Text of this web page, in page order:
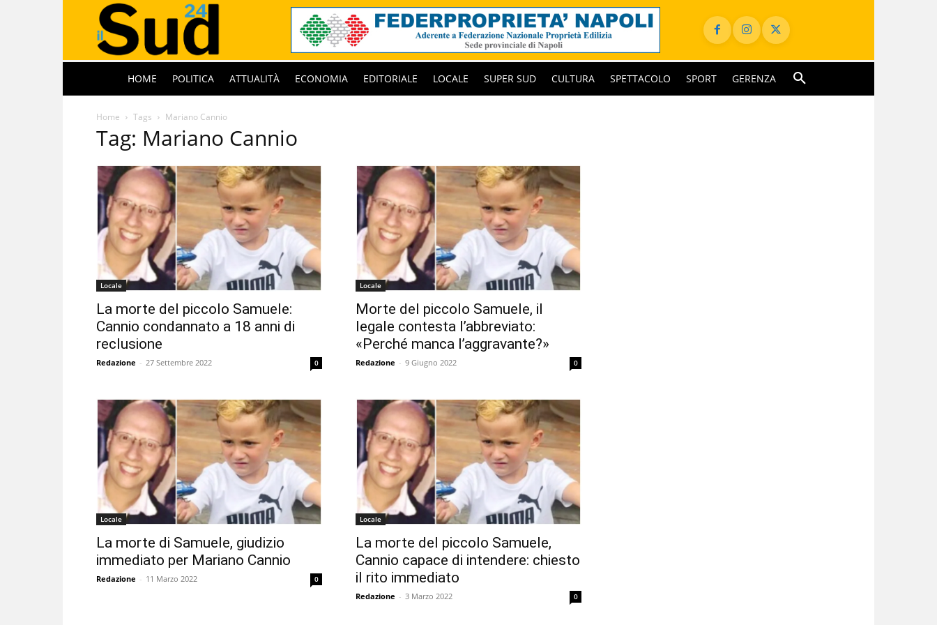
HOME POLITICA ATTUALITÀ ECONOMIA EDITORIALE LOCALE SUPER SUD CULTURA SPETTACOLO SPORT GERENZA
Home Tags Mariano Cannio
Tag: Mariano Cannio
Locale
La morte del piccolo Samuele:
Cannio condannato a 18 anni di
reclusione
Redazione - 27 Settembre 2022 0
Locale
Morte del piccolo Samuele, il
legale contesta l’abbreviato:
«Perché manca l’aggravante?»
Redazione - 9 Giugno 2022 0
Locale
La morte di Samuele, giudizio
immediato per Mariano Cannio
Redazione - 11 Marzo 2022 0
Locale
La morte del piccolo Samuele,
Cannio capace di intendere: chiesto
il rito immediato
Redazione - 3 Marzo 2022 0